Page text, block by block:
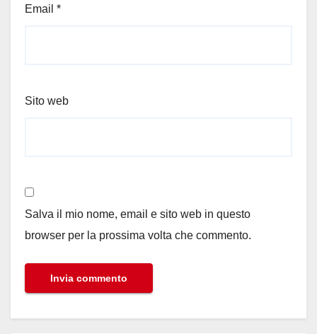
Email *
Sito web
Salva il mio nome, email e sito web in questo
browser per la prossima volta che commento.